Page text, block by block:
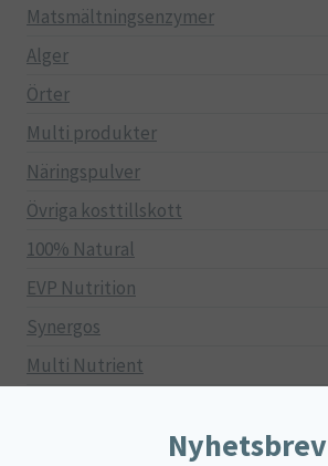
Matsmältningsenzymer
Alger
Örter
Multi produkter
Näringspulver
Övriga kosttillskott
100% Natural
EVP Nutrition
Synergos
Multi Nutrient
Nyhetsbrev